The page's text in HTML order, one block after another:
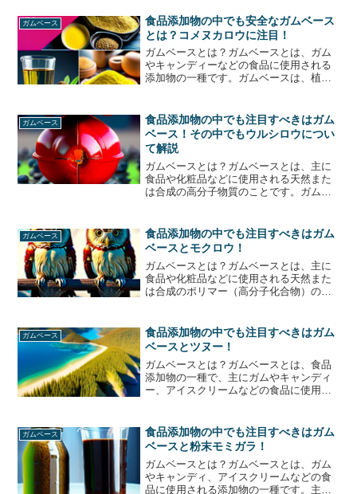
ガムベース
食品添加物の中でも安全なガムベース
とは？コメヌカロウに注目！
ガムベースとは？ガムベースとは、ガム
やキャンディーなどの食品に使用される
添加物の一種です。ガムベースは、植物
流となっています。植物由来のガムベー
スには、コメヌカロウとい...
ガムベース
食品添加物の中でも注目すべきはガム
ベース！その中でもウルシロウについ
て解説
ガムベースとは？ガムベースとは、主に
食品や化粧品などに使用される天然また
は合成の高分子物質のことです。ガムベ
するために使用されます。また、化粧品
には、口紅やマスカラなど...
ガムベース
食品添加物の中でも注目すべきはガム
ベースとモクロウ！
ガムベースとは？ガムベースとは、主に
食品や化粧品などに使用される天然また
は合成のポリマー（高分子化合物）の一
ン、炭酸カルシウム、および水などの成
分から構成されています。ガ...
ガムベース
食品添加物の中でも注目すべきはガム
ベースとツヌー！
ガムベースとは？ガムベースとは、食品
添加物の一種で、主にガムやキャンディ
ー、アイスクリームなどの食品に使用さ
現在は主に植物由来のものが使用されて
います。ガムベースは、食...
ガムベース
食品添加物の中でも注目すべきはガム
ベースと粉末モミガラ！
ガムベースとは？ガムベースとは、ガム
やキャンディ、アイスクリームなどの食
品に使用される添加物の一種です。主に